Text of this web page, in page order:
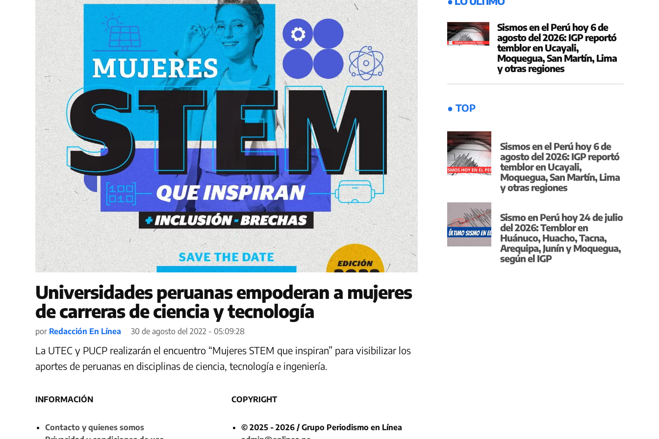
Universidades peruanas empoderan a mujeres
de carreras de ciencia y tecnología
por Redacción En Línea 30 de agosto del 2022 - 05:09:28
La UTEC y PUCP realizarán el encuentro “Mujeres STEM que inspiran” para visibilizar los
aportes de peruanas en disciplinas de ciencia, tecnología e ingeniería.
Sismos en el Perú hoy 6 de
agosto del 2026: IGP reportó
temblor en Ucayali,
Moquegua, San Martín, Lima
y otras regiones
● TOP
Sismos en el Perú hoy 6 de
agosto del 2026: IGP reportó
temblor en Ucayali,
Moquegua, San Martín, Lima
y otras regiones
Sismo en Perú hoy 24 de julio
del 2026: Temblor en
Huánuco, Huacho, Tacna,
Arequipa, Junín y Moquegua,
según el IGP
INFORMACIÓN
Contacto y quienes somos
COPYRIGHT
© 2025 - 2026 / Grupo Periodismo en Línea